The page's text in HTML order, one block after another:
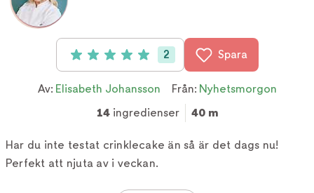
Betyg: 5 av 5 (2 röster)
2 Spara
Av: Elisabeth Johansson Från: Nyhetsmorgon
14ingredienser 40 m
Har du inte testat crinklecake än så är det dags nu!
Perfekt att njuta av i veckan.